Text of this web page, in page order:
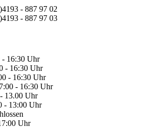
- 887 97 02
- 887 97 03
- 16:30 Uhr
- 16:30 Uhr
- 16:30 Uhr
- 16:30 Uhr
13.00 Uhr
- 13:00 Uhr
Uhr